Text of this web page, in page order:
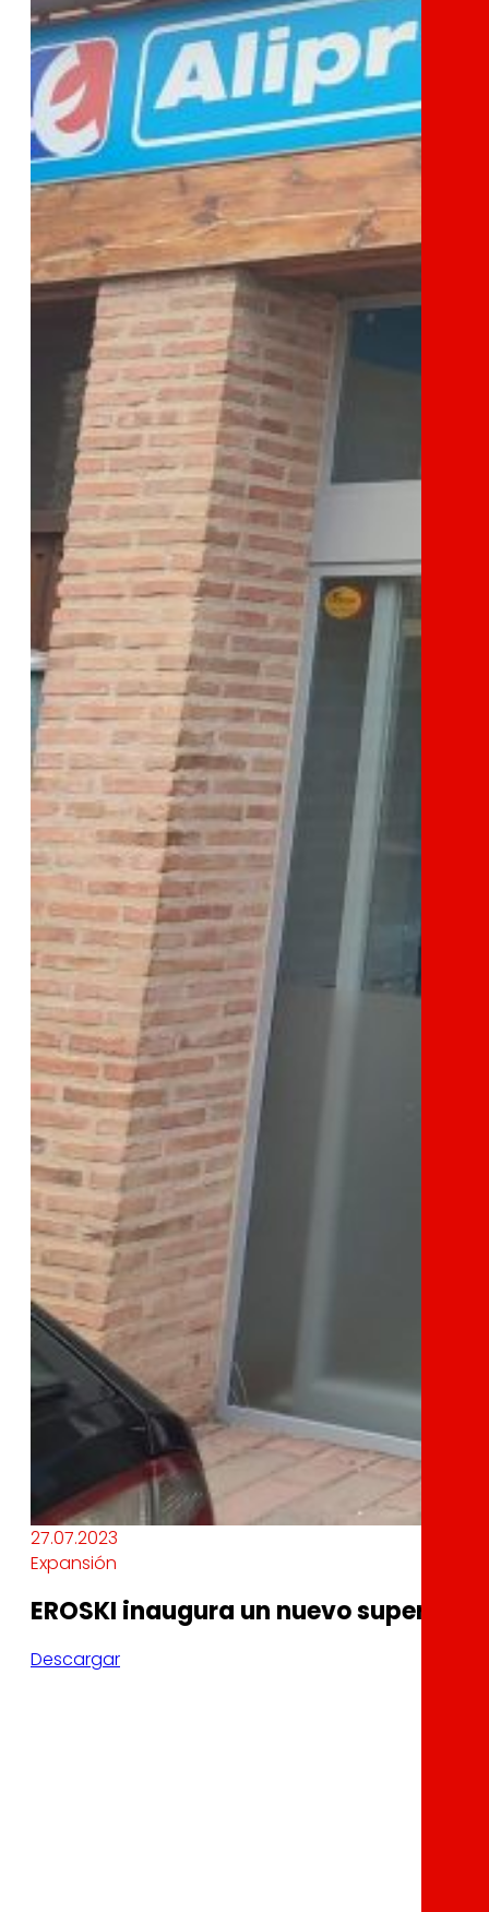
27.07.2023
Expansión
EROSKI inaugura un nuevo
Descargar